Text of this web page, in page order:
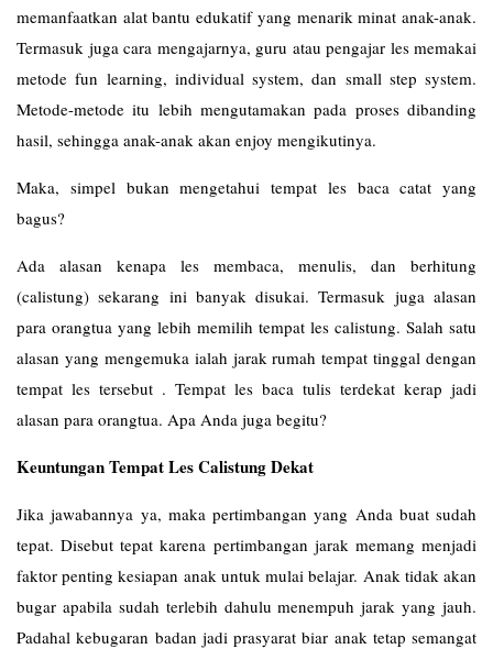
memanfaatkan alat bantu edukatif yang menarik minat anak-anak.
Termasuk juga cara mengajarnya, guru atau pengajar les memakai
metode fun learning, individual system, dan small step system.
Metode-metode itu lebih mengutamakan pada proses dibanding
hasil, sehingga anak-anak akan enjoy mengikutinya.
Maka, simpel bukan mengetahui tempat les baca catat yang
bagus?
Ada alasan kenapa les membaca, menulis, dan berhitung
(calistung) sekarang ini banyak disukai. Termasuk juga alasan
para orangtua yang lebih memilih tempat les calistung. Salah satu
alasan yang mengemuka ialah jarak rumah tempat tinggal dengan
tempat les tersebut . Tempat les baca tulis terdekat kerap jadi
alasan para orangtua. Apa Anda juga begitu?
Keuntungan Tempat Les Calistung Dekat
Jika jawabannya ya, maka pertimbangan yang Anda buat sudah
tepat. Disebut tepat karena pertimbangan jarak memang menjadi
faktor penting kesiapan anak untuk mulai belajar. Anak tidak akan
bugar apabila sudah terlebih dahulu menempuh jarak yang jauh.
Padahal kebugaran badan jadi prasyarat biar anak tetap semangat